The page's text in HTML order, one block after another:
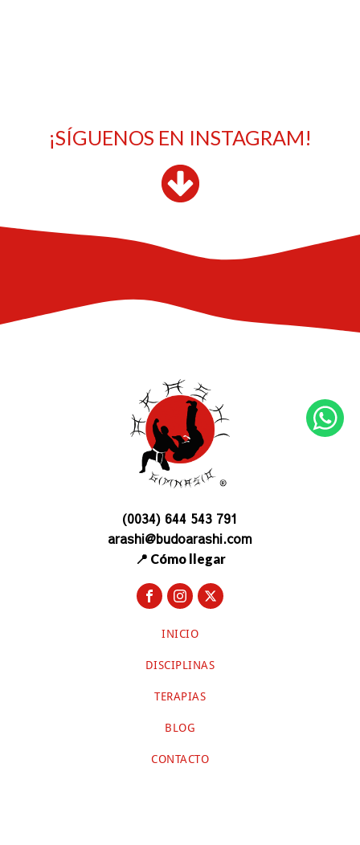
¡SÍGUENOS EN INSTAGRAM!
(0034) 644 543 791
arashi@budoarashi.com
📍 Cómo llegar
INICIO
DISCIPLINAS
TERAPIAS
BLOG
CONTACTO